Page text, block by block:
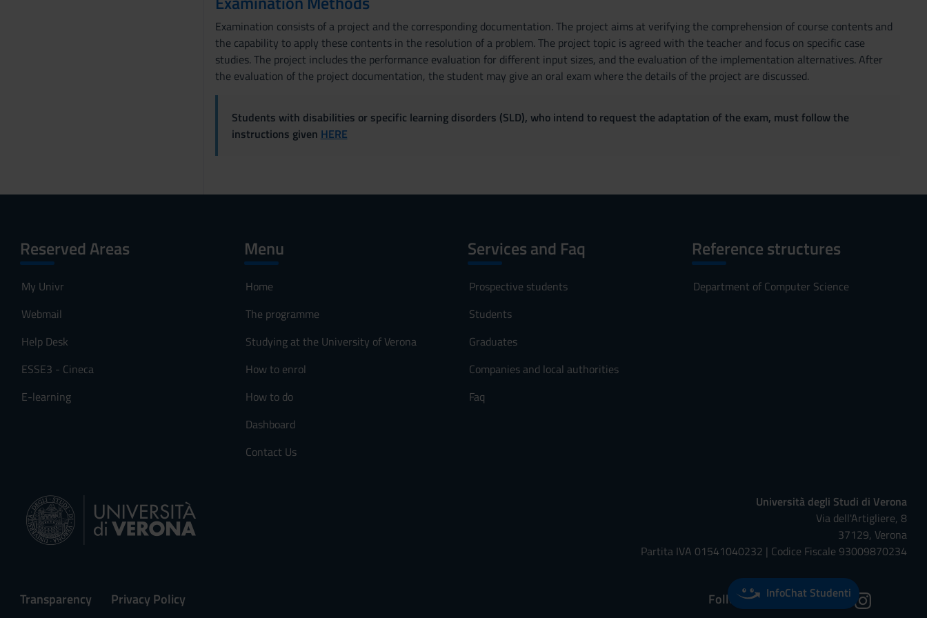
Examination consists of a project and the corresponding documentation. The project aims at verifying the comprehension of course contents and
the capability to apply these contents in the resolution of a problem. The project topic is agreed with the teacher and focus on specific case
studies. The project includes the performance evaluation for different input sizes, and the evaluation of the implementation alternatives. After
the evaluation of the project documentation, the student may give an oral exam where the details of the project are discussed.
Students with disabilities or specific learning disorders (SLD), who intend to request the adaptation of the exam, must follow the
instructions given HERE
Reserved Areas
My Univr
Webmail
Help Desk
ESSE3 - Cineca
E-learning
Menu
Home
The programme
Studying at the University of Verona
How to enrol
How to do
Dashboard
Contact Us
Services and Faq
Prospective students
Students
Graduates
Companies and local authorities
Faq
Reference structures
Department of Computer Science
Università degli Studi di Verona
Via dell'Artigliere, 8
37129, Verona
Partita IVA 01541040232 | Codice Fiscale 93009870234
Transparency Privacy Policy Follow us on:InfoChat Studenti